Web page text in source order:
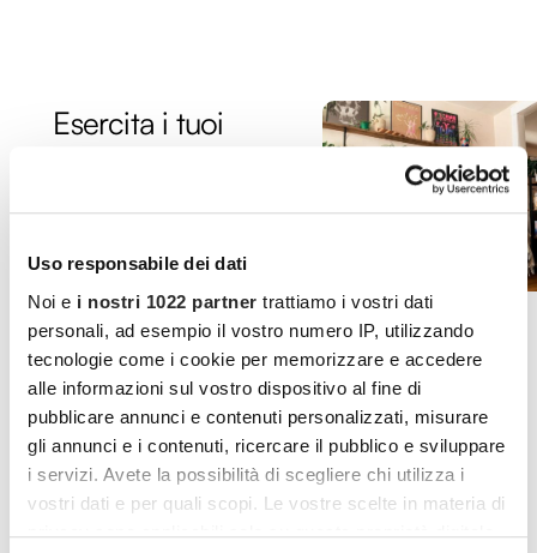
Uso responsabile dei dati
Noi e i nostri 1022 partner trattiamo i vostri dati
personali, ad esempio il vostro numero IP, utilizzando
tecnologie come i cookie per memorizzare e accedere
alle informazioni sul vostro dispositivo al fine di
pubblicare annunci e contenuti personalizzati, misurare
gli annunci e i contenuti, ricercare il pubblico e sviluppare
i servizi. Avete la possibilità di scegliere chi utilizza i
vostri dati e per quali scopi. Le vostre scelte in materia di
privacy sono applicabili solo su questa proprietà digitale
Esercita i tuoi
che ti serve:
materiali per il fai
da te, materiale
elettrico, strumenti
per il giardinaggio,
accessori e ricambi
auto e moto,